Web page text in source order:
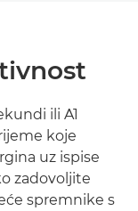
ili A1
koje
uz ispise
zadovoljite
spremnike s